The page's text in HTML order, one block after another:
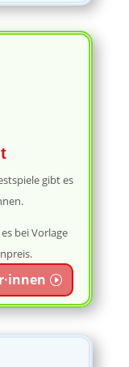
gibt es
bei Vorlage